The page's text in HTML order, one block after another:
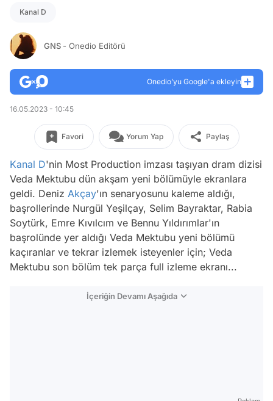
Kanal D
GNS - Onedio Editörü
Onedio’yu Google'a ekleyin
16.05.2023 - 10:45
Favori Yorum Yap Paylaş
Kanal D'nin Most Production imzası taşıyan dram dizisi
Veda Mektubu dün akşam yeni bölümüyle ekranlara
geldi. Deniz Akçay'ın senaryosunu kaleme aldığı,
başrollerinde Nurgül Yeşilçay, Selim Bayraktar, Rabia
Soytürk, Emre Kıvılcım ve Bennu Yıldırımlar'ın
başrolünde yer aldığı Veda Mektubu yeni bölümü
kaçıranlar ve tekrar izlemek isteyenler için; Veda
Mektubu son bölüm tek parça full izleme ekranı...
İçeriğin Devamı Aşağıda